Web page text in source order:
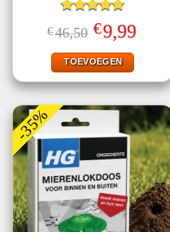
Gewaardeerd
5.00uit 5
€46,50 Oorspronkelijke
prijs
was:
€46,50.
€9,99Huidige
prijs
TOEVOEGEN
-35%